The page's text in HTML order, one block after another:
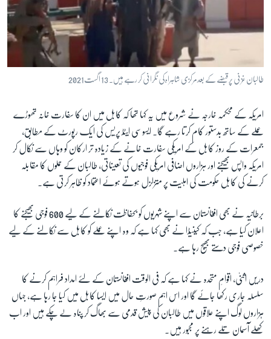
طالبان غزنی پر قبضے کے بعد مرکزی شاہراہ کی نگرانی کر رہے ہیں۔ 13 اگست2021
امریکہ کے محکمہ خارجہ نے شروع میں یہ کہا تھا کہ کابل میں ان کا سفارت خانہ تھوڑے
عملے کے ساتھ بدستور کام کرتا رہے گا۔ ایسوسی ایٹڈ پریس کی ایک رپورٹ کے مطابق،
جمعرات کے روز کابل کے امریکی سفارت خانے کے زیادہ تر ارکان کو وہاں سے نکال کر
امریکہ واپس بھیجنے اور ہزاروں اضافی امریکی فوجیوں کی تعیناتی، طالبان کے حملوں کا مقابلہ
کرنے کی کابل حکومت کی اہلیت پر متزلزل ہوتے ہوئے اعتماد کو ظاہر کرتی ہے۔
برطانیہ نے بھی افغانستان سے اپنے شہریوں کو بحفاظت نکالنے کے لیے 600 فوجی بھیجنے کا
اعلان کیا ہے، جب کہ کینیڈا نے بھی کہا ہے کہ وہ اپنے عملے کو کابل سے نکالنے کے لیے
خصوصی فوجی دستے بھیج رہا ہے۔
دریں اثنیٰ، اقوامِ متحدہ نے کہا ہے کہ فی الوقت افغانستان کے لئے امداد فراہم کرنے کا
سلسلہ جاری رکھا جائے گا اور اس اہم صورتِ حال میں ایسا کابل میں کیا جا رہا ہے، جہاں
ہزاروں لوگ اپنے علاقوں میں طالبان کی پیش قدمی سے بھاگ کر پناہ لے چکے ہیں اور اب
کھلے آسمان تلے رہنے پر مجبور ہیں۔